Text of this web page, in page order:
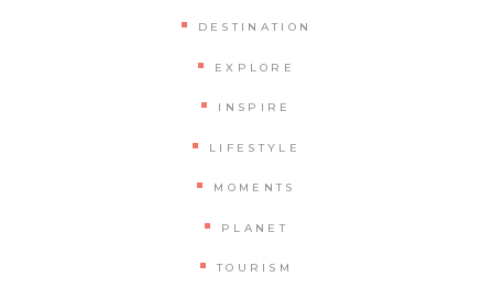
DESTINATION
EXPLORE
INSPIRE
LIFESTYLE
MOMENTS
PLANET
TOURISM